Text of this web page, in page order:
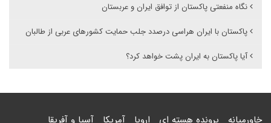
نگاه منفعتی پاکستان از توافق ایران و عربستان
پاکستان با ایران هراسی درصدد جلب حمایت کشورهای عربی از طالبان
آیا پاکستان به ایران پشت خواهد کرد؟
خاورمیانه پرونده هسته ای اروپا آمریکا آسیا و آفریقا